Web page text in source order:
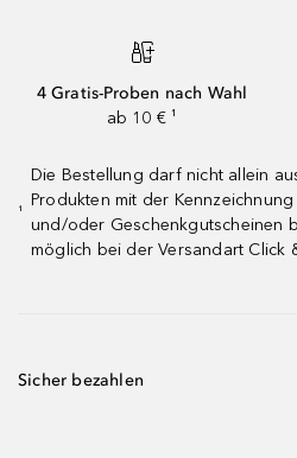
4 Gratis-Proben nach Wahl
ab 10 € ¹
¹
Die Bestellung darf nicht allein
Produkten mit der
und/oder Geschenkgutscheinen
möglich bei der Versandart Click
Sicher bezahlen